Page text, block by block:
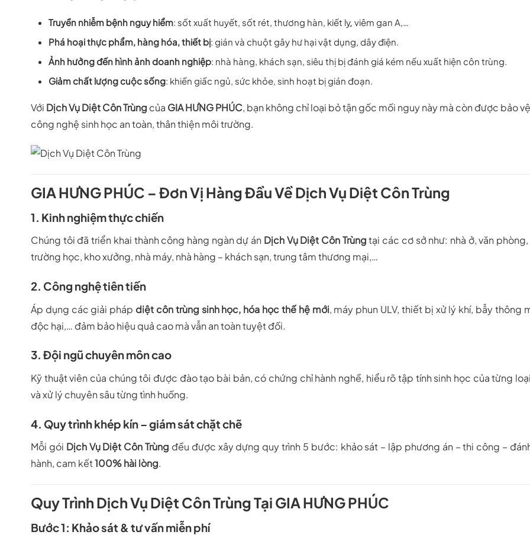
Truyền nhiễm bệnh nguy hiểm: sốt xuất huyết, sốt rét, thương hàn, kiết lỵ, viêm gan A,…
Phá hoại thực phẩm, hàng hóa, thiết bị: gián và chuột gây hư hại vật dụng, dây điện.
Ảnh hưởng đến hình ảnh doanh nghiệp: nhà hàng, khách sạn, siêu thị bị đánh giá kém nếu xuất hiện côn trùng.
Giảm chất lượng cuộc sống: khiến giấc ngủ, sức khỏe, sinh hoạt bị gián đoạn.
Với Dịch Vụ Diệt Côn Trùng của GIA HƯNG PHÚC, bạn không chỉ loại bỏ tận gốc mối nguy này mà còn được bảo
công nghệ sinh học an toàn, thân thiện môi trường.
GIA HƯNG PHÚC – Đơn Vị Hàng Đầu Về Dịch Vụ Diệt Côn Trùng
1. Kinh nghiệm thực chiến
Chúng tôi đã triển khai thành công hàng ngàn dự án Dịch Vụ Diệt Côn Trùngtại các cơ sở như: nhà ở, văn
trường học, kho xưởng, nhà máy, nhà hàng – khách sạn, trung tâm thương mại,…
2. Công nghệ tiên tiến
Áp dụng các giải pháp diệt côn trùng sinh học, hóa học thế hệ mới, máy phun ULV, thiết bị xử lý khí, bẫy thông
độc hại,… đảm bảo hiệu quả cao mà vẫn an toàn tuyệt đối.
3. Đội ngũ chuyên môn cao
Kỹ thuật viên của chúng tôi được đào tạo bài bản, có chứng chỉ hành nghề, hiểu rõ tập tính sinh học của từng
và xử lý chuyên sâu từng tình huống.
4. Quy trình khép kín – giám sát chặt chẽ
Mỗi gói Dịch Vụ Diệt Côn Trùng đều được xây dựng quy trình 5 bước: khảo sát – lập phương án – thi công –
hành, cam kết100% hài lòng.
Quy Trình Dịch Vụ Diệt Côn Trùng Tại GIA HƯNG PHÚC
Bước 1: Khảo sát & tư vấn miễn phí